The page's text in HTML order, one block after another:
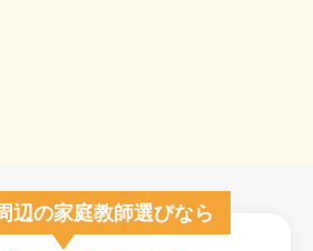
辺の家庭教師選びなら